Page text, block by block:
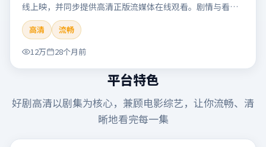
线上映，并同步提供高清正版流媒体在线观看。剧情与看
点：聚焦案件与人性灰色地带，张力十足，兼具社会观察与
戏剧冲突。本片适合检索「边界档案」「陈凯歌」「犯罪」
「美国」「2024」「2024-04-02上映」等关键词的影迷阅读
简介与主创信息。
高清
流畅
12万
28个月前
平台特色
好剧高清以剧集为核心，兼顾电影综艺，让你流畅、清
晰地看完每一集